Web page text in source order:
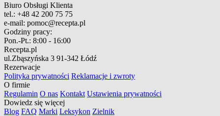
Biuro Obsługi Klienta
tel.: +48 42 200 75 75
e-mail: pomoc@recepta.pl
Godziny pracy:
Pon.-Pt.: 8:00 - 16:00
Recepta.pl
ul.Zbąszyńska 3 91-342 Łódź
Rezerwacje
Polityka prywatności Reklamacje i zwroty
O firmie
Regulamin O nas Kontakt Ustawienia prywatności
Dowiedz się więcej
Blog FAQ Marki Leksykon Zielnik